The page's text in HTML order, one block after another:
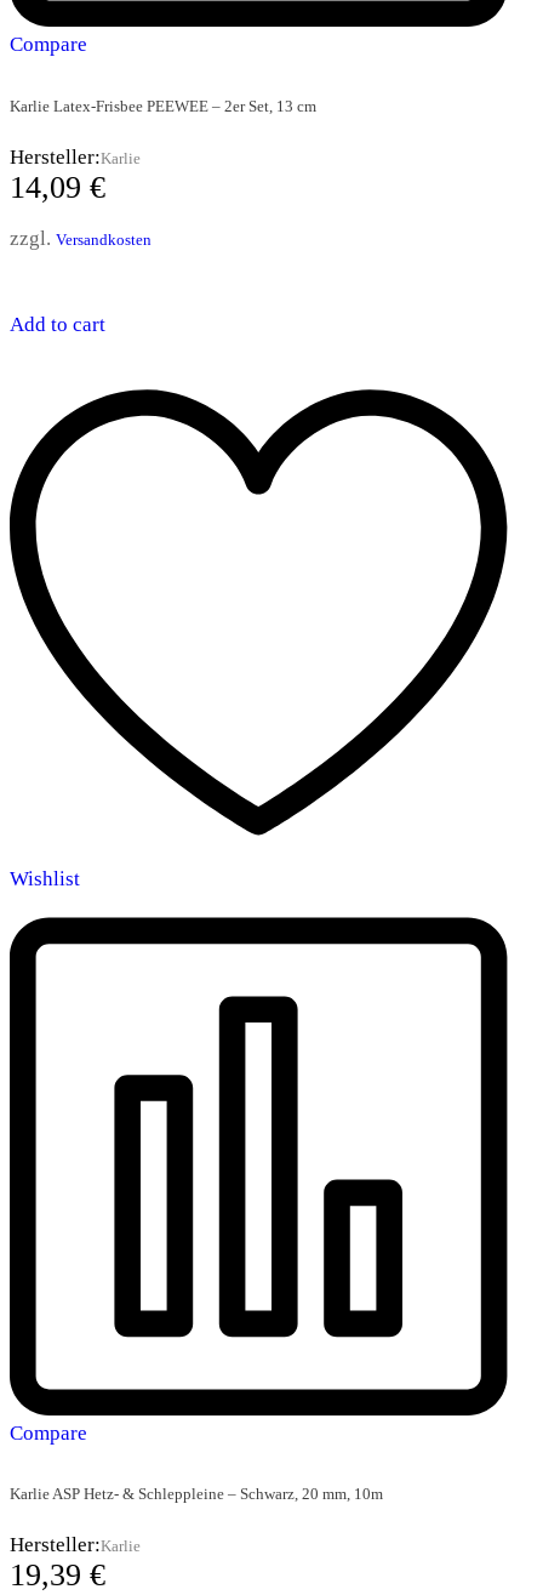
Compare
Karlie Latex-Frisbee PEEWEE – 2er Set, 13 cm
Hersteller:Karlie
14,09 €
zzgl. Versandkosten
Add to cart
Wishlist
Compare
Karlie ASP Hetz- & Schleppleine – Schwarz, 20 mm, 10m
Hersteller:Karlie
19,39 €